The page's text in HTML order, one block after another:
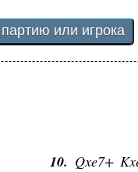
2. Nf3 Nc6
10. Qxe7+